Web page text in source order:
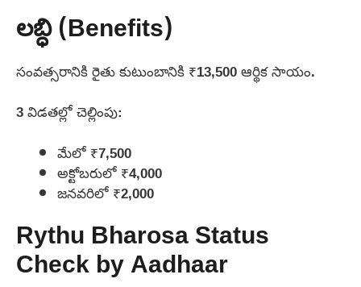
లబ్ధి (Benefits)
సంవత్సరానికి రైతు కుటుంబానికి ₹13,500 ఆర్థిక సాయం.
3 విడతల్లో చెల్లింపు:
మేలో ₹7,500
అక్టోబరులో ₹4,000
జనవరిలో ₹2,000
Rythu Bharosa Status
Check by Aadhaar